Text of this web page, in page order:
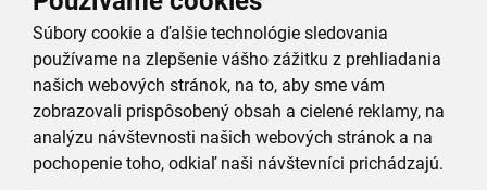
Súbory cookie a ďalšie technológie sledovania
používame na zlepšenie vášho zážitku z prehliadania
našich webových stránok, na to, aby sme vám
zobrazovali prispôsobený obsah a cielené reklamy, na
analýzu návštevnosti našich webových stránok a na
pochopenie toho, odkiaľ naši návštevníci prichádzajú.